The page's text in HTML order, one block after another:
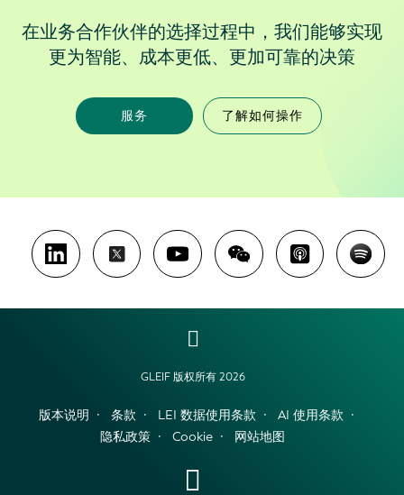
在业务合作伙伴的选择过程中，我们能够实现
更为智能、成本更低、更加可靠的决策
服务 了解如何操作
GLEIF 版权所有 2026
版本说明 条款 LEI 数据使用条款
AI 使用条款
隐私政策
Cookie 网站地图